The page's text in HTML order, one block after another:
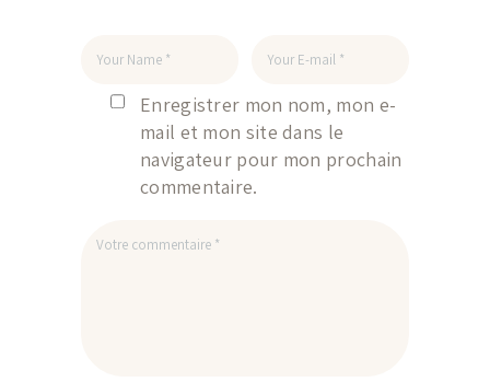
Enregistrer mon nom, mon e-
mail et mon site dans le
navigateur pour mon prochain
commentaire.